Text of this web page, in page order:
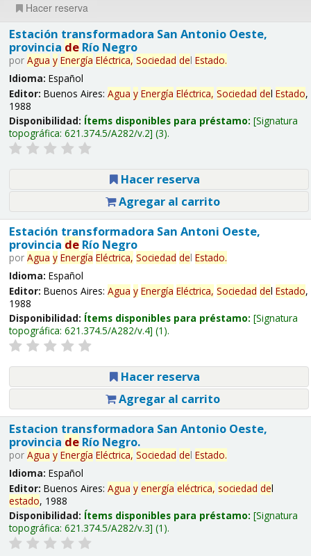
Hacer reserva
Estación transformadora San Antonio Oeste,
provincia deRío Negro
por Agua y Energía Eléctrica, Sociedad del Estado.
Idioma: Español
Editor: Buenos Aires: Agua y Energía Eléctrica, Sociedad del Estado,
1988
Disponibilidad: Ítems disponibles para préstamo: Signatura
topográfica: 621.374.5/A282/v.2 (3).
Hacer reserva
Agregar al carrito
Estación transformadora San Antoni Oeste,
provincia deRío Negro
por Agua y Energía Eléctrica, Sociedad del Estado.
Idioma: Español
Editor: Buenos Aires: Agua y Energía Eléctrica, Sociedad del Estado,
1988
Disponibilidad: Ítems disponibles para préstamo: Signatura
topográfica: 621.374.5/A282/v.4 (1).
Hacer reserva
Agregar al carrito
Estacion transformadora San Antonio Oeste,
provincia deRío Negro.
por Agua y Energía Eléctrica, Sociedad del Estado.
Idioma: Español
Editor: Buenos Aires: Agua y energía eléctrica, sociedad del
estado, 1988
Disponibilidad: Ítems disponibles para préstamo: Signatura
topográfica: 621.374.5/A282/v.3 (1).